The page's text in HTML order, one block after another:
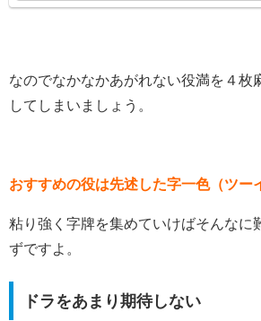
なのでなかなかあがれない役満を４枚
してしまいましょう。
おすすめの役は先述した字一色（ツー
粘り強く字牌を集めていけばそんなに
ずですよ。
ドラをあまり期待しない